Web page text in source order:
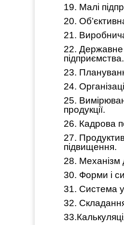
19. Малі
20.
21.
22. Державне
підприємства.
23.
24.
25.
продукції.
26. Кадрова
27.
підвищення.
28. Механізм
30. Форми і
31. Система
32.